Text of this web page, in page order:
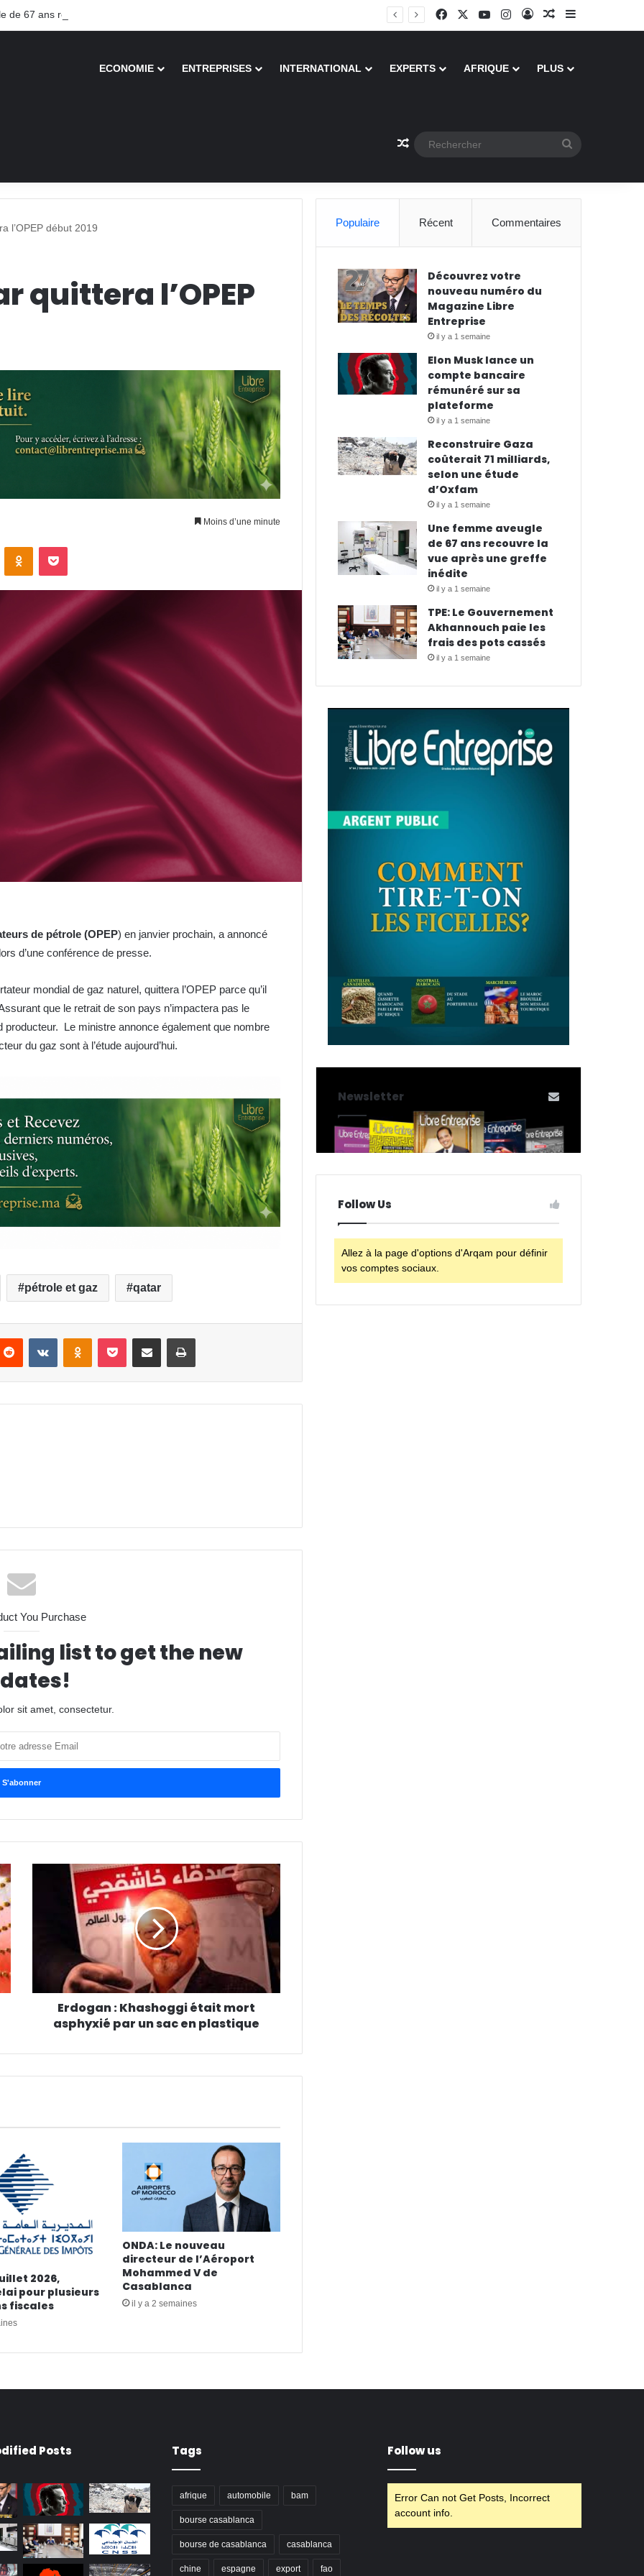
de 67 ans recouvre la vue après une greffe inédite Facebook YouTubeInstagramConnexionArticle Aléatoire
ECONOMIE ENTREPRISES INTERNATIONAL EXPERTS AFRIQUE PLUS
Article Aléatoire
l’OPEP début 2019
quittera l’OPEP
Moins d’une minute
de pétrole (OPEP) en janvier prochain, a annoncé
d’une conférence de presse.
mondial de gaz naturel, quittera l’OPEP parce qu’il
que le retrait de son pays n’impactera pas le
producteur. Le ministre annonce également que nombre
du gaz sont à l’étude aujourd’hui.
pétrole et gaz qatar
You Purchase
list to get the new
sit amet, consectetur.
Erdogan : Khashoggi était mort
asphyxié par un sac en plastique
2026,
pour plusieurs
fiscales
ONDA: Le nouveau
directeur de l’Aéroport
Mohammed V de
Casablanca
il y a 2 semaines
Populaire Récent Commentaires
Découvrez votre
nouveau numéro du
Magazine Libre
Entreprise
il y a 1 semaine
Elon Musk lance un
compte bancaire
rémunéré sur sa
plateforme
il y a 1 semaine
Reconstruire Gaza
coûterait 71 milliards,
selon une étude
d’Oxfam
il y a 1 semaine
Une femme aveugle
de 67 ans recouvre la
vue après une greffe
inédite
il y a 1 semaine
TPE: Le Gouvernement
Akhannouch paie les
frais des pots cassés
il y a 1 semaine
Newsletter
Follow Us
Allez à la page d'options d'Arqam pour définir
vos comptes sociaux.
Posts Tags
afrique automobile bam
bourse casablanca
bourse de casablanca casablanca
chine espagne export fao
Follow us
Error Can not Get Posts, Incorrect
account info.